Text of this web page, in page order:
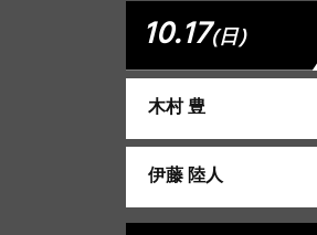
10.17(日)
木村 豊
伊藤 陸人